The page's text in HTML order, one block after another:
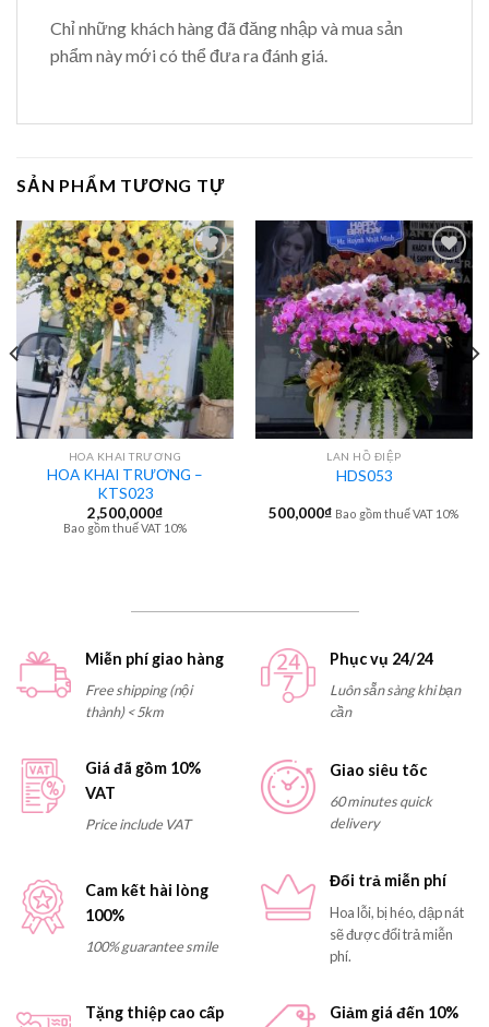
Chỉ những khách hàng đã đăng nhập và mua sản
phẩm này mới có thể đưa ra đánh giá.
SẢN PHẨM TƯƠNG TỰ
HOA KHAI TRƯƠNG
HOA KHAI TRƯƠNG –
KTS023
2,500,000₫
Bao gồm thuế VAT 10%
LAN HỒ ĐIỆP
HDS053
500,000₫ Bao gồm thuế VAT 10%
Miễn phí giao hàng
Free shipping (nội
thành) < 5km
Phục vụ 24/24
Luôn sẵn sàng khi bạn
cần
Giá đã gồm 10%
VAT
Price include VAT
Giao siêu tốc
60 minutes quick
delivery
Cam kết hài lòng
100%
100% guarantee smile
Đổi trả miễn phí
Hoa lỗi, bị héo, dập nát
sẽ được đổi trả miễn
phí.
Tặng thiệp cao cấp Giảm giá đến 10%